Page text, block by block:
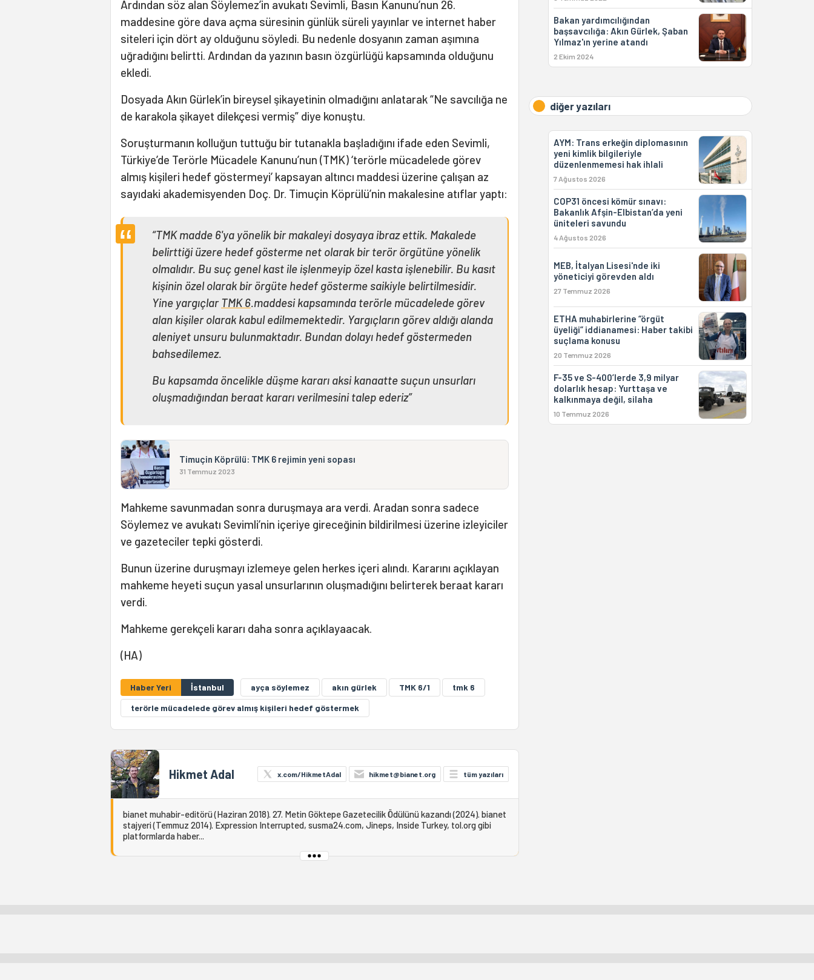
Ardından söz alan Söylemez’in avukatı Sevimli, Basın Kanunu’nun 26.
maddesine göre dava açma süresinin günlük süreli yayınlar ve internet haber
siteleri için dört ay olduğunu söyledi. Bu nedenle dosyanın zaman aşımına
uğradığını belirtti. Ardından da yazının basın özgürlüğü kapsamında olduğunu
ekledi.
Dosyada Akın Gürlek’in bireysel şikayetinin olmadığını anlatarak “Ne savcılığa ne
de karakola şikayet dilekçesi vermiş” diye konuştu.
Soruşturmanın kolluğun tuttuğu bir tutanakla başladığını ifade eden Sevimli,
Türkiye’de Terörle Mücadele Kanunu’nun (TMK) ‘terörle mücadelede görev
almış kişileri hedef göstermeyi’ kapsayan altıncı maddesi üzerine çalışan az
sayıdaki akademisyenden Doç. Dr. Timuçin Köprülü’nin makalesine atıflar yaptı:
“TMK madde 6'ya yönelik bir makaleyi dosyaya ibraz ettik. Makalede
belirttiği üzere hedef gösterme net olarak bir terör örgütüne yönelik
olmalıdır. Bu suç genel kast ile işlenmeyip özel kasta işlenebilir. Bu kasıt
kişinin özel olarak bir örgüte hedef gösterme saikiyle belirtilmesidir.
Yine yargıçlar TMK 6.maddesi kapsamında terörle mücadelede görev
alan kişiler olarak kabul edilmemektedir. Yargıçların görev aldığı alanda
aleniyet unsuru bulunmaktadır. Bundan dolayı hedef göstermeden
bahsedilemez.
Bu kapsamda öncelikle düşme kararı aksi kanaatte suçun unsurları
oluşmadığından beraat kararı verilmesini talep ederiz”
Timuçin Köprülü: TMK 6 rejimin yeni sopası
31 Temmuz 2023
Mahkeme savunmadan sonra duruşmaya ara verdi. Aradan sonra sadece
Söylemez ve avukatı Sevimli’nin içeriye gireceğinin bildirilmesi üzerine izleyiciler
ve gazeteciler tepki gösterdi.
Bunun üzerine duruşmayı izlemeye gelen herkes içeri alındı. Kararını açıklayan
mahkeme heyeti suçun yasal unsurlarının oluşmadığını belirterek beraat kararı
verdi.
Mahkeme gerekçeli kararı daha sonra açıklayaacak.
(HA)
Haber Yeri İstanbul ayça söylemez akın gürlek TMK 6/1
tmk 6
terörle mücadelede görev almış kişileri hedef göstermek
Hikmet Adal x.com/HikmetAdal hikmet@bianet.org tüm yazıları
bianet muhabir-editörü (Haziran 2018). 27. Metin Göktepe Gazetecilik Ödülünü kazandı (2024). bianet
stajyeri (Temmuz 2014). Expression Interrupted, susma24.com, Jineps, Inside Turkey, tol.org gibi
platformlarda haber...
Bakan yardımcılığından
başsavcılığa: Akın Gürlek, Şaban
Yılmaz'ın yerine atandı
2 Ekim 2024
diğer yazıları
AYM: Trans erkeğin diplomasının
yeni kimlik bilgileriyle
düzenlenmemesi hak ihlali
7 Ağustos 2026
COP31 öncesi kömür sınavı:
Bakanlık Afşin-Elbistan’da yeni
üniteleri savundu
4 Ağustos 2026
MEB, İtalyan Lisesi'nde iki
yöneticiyi görevden aldı
27 Temmuz 2026
ETHA muhabirlerine “örgüt
üyeliği” iddianamesi: Haber takibi
suçlama konusu
20 Temmuz 2026
F-35 ve S-400’lerde 3,9 milyar
dolarlık hesap: Yurttaşa ve
kalkınmaya değil, silaha
10 Temmuz 2026